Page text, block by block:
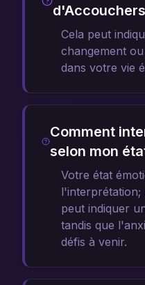
Cela peut
changement
dans votre vie
Comment
selon mon
Votre état
l'interprétation;
peut indiquer
tandis que
défis à venir.